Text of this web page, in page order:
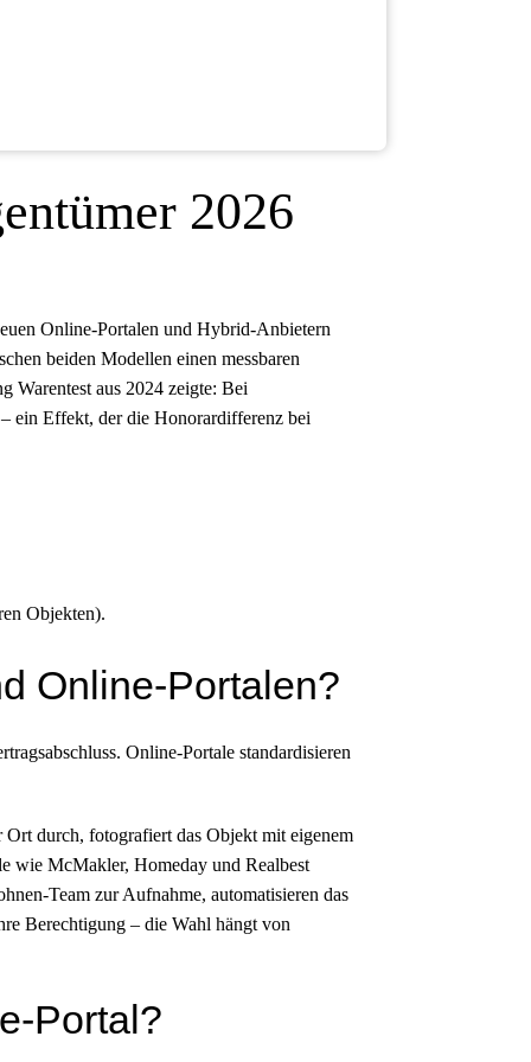
2026
Online-Portalen und Hybrid-Anbietern
beiden Modellen einen messbaren
Warentest aus 2024 zeigte: Bei
ein Effekt, der die Honorardifferenz bei
Objekten).
Online-Portalen?
Online-Portale standardisieren
durch, fotografiert das Objekt mit eigenem
wie McMakler, Homeday und Realbest
Team zur Aufnahme, automatisieren das
Berechtigung – die Wahl hängt von
Portal?